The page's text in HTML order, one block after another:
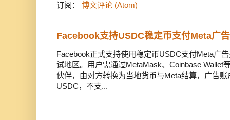
订阅： 博文评论 (Atom)
Facebook支持USDC稳定币支付Meta广
Facebook正式支持使用稳定币USDC支付Meta广
试地区。用户需通过MetaMask、Coinbase Wallet
伙伴，由对方转换为当地货币与Meta结算，广告
USDC，不支...